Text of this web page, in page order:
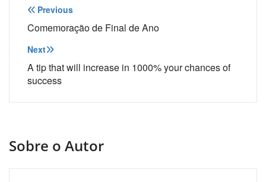
Navegação
de
Post
Previous
Comemoração de Final de Ano
Next
A tip that will increase in 1000% your chances of
success
Sobre o Autor